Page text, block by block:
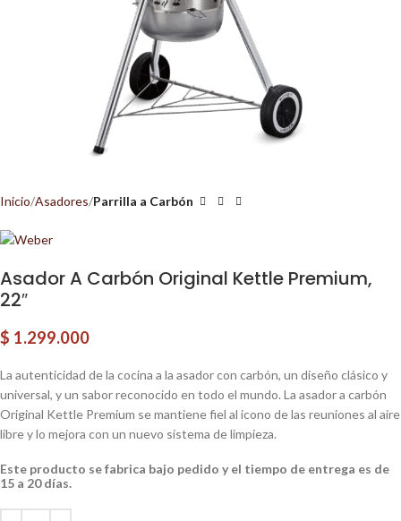
Inicio Asadores Parrilla a Carbón
Asador A Carbón Original Kettle Premium,
22″
$ 1.299.000
La autenticidad de la cocina a la asador con carbón, un diseño clásico y
universal, y un sabor reconocido en todo el mundo. La asador a carbón
Original Kettle Premium se mantiene fiel al icono de las reuniones al aire
libre y lo mejora con un nuevo sistema de limpieza.
Este producto se fabrica bajo pedido y el tiempo de entrega es de
15 a 20 días.